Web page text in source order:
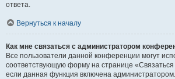
ответа.
Вернуться к началу
Как мне связаться с администратором
Все пользователи данной конференции могут
соответствующую форму на странице
если данная функция включена администратором.